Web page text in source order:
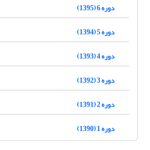
دوره 6 (1395)
دوره 5 (1394)
دوره 4 (1393)
دوره 3 (1392)
دوره 2 (1391)
دوره 1 (1390)